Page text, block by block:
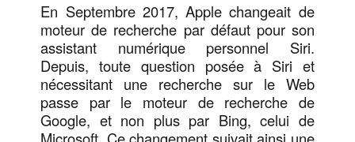
En Septembre 2017, Apple changeait de
moteur de recherche par défaut pour son
assistant numérique personnel Siri.
Depuis, toute question posée à Siri et
nécessitant une recherche sur le Web
passe par le moteur de recherche de
Google, et non plus par Bing, celui de